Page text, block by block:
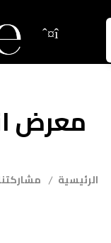
معرض
الرئيسية